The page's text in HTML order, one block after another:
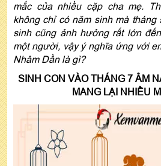
mắc của nhiều cặp cha mẹ.
không chỉ có năm sinh mà
sinh cũng ảnh hưởng rất lớn
một người, vậy ý nghĩa ứng với
Nhâm Dần là gì?
SINH CON VÀO THÁNG 7 ÂM
MANG LẠI NHIỀU